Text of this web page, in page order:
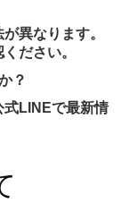
異なります。
ださい。
？
式LINEで最新情